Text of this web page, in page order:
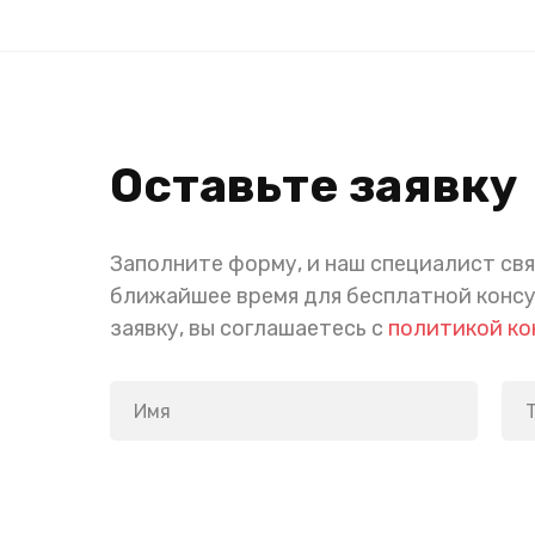
Оставьте заявку
Заполните форму, и наш специалист
ближайшее время для бесплатной
заявку, вы соглашаетесь с политикой